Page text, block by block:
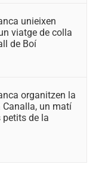
unieixen
viatge de colla
de Boí
organitzen la
Canalla, un matí
petits de la